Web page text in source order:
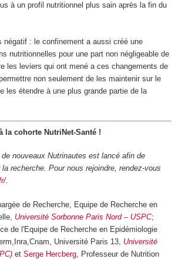
à un profil nutritionnel plus sain après la fin du
négatif : le confinement a aussi créé une
nutritionnelles pour une part non négligeable de
les leviers qui ont mené a ces changements de
non seulement de les maintenir sur le
les étendre à une plus grande partie de la
la cohorte NutriNet-Santé !
nouveaux Nutrinautes est lancé afin de
recherche. Pour nous rejoindre, rendez-vous
.
de Recherche, Equipe de Recherche en
Université Sorbonne Paris Nord – USPC;
de l'Equipe de Recherche en Epidémiologie
Université Paris 13, Université
et Serge Hercberg, Professeur de Nutrition